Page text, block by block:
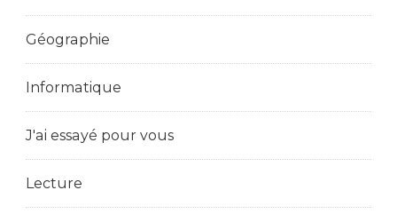
Géographie
Informatique
J'ai essayé pour vous
Lecture